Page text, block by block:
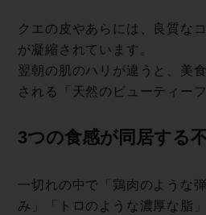
クエの皮やあらには、良質な
が凝縮されています。
翌朝の肌のハリが違うと、美
される「天然のビューティー
3つの食感が同居す る 不
一切れの中で「鶏肉のような
み」「トロのような濃厚な脂